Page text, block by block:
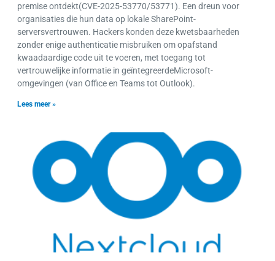
premise ontdekt(CVE-2025-53770/53771). Een dreun voor
organisaties die hun data op lokale SharePoint-
serversvertrouwen. Hackers konden deze kwetsbaarheden
zonder enige authenticatie misbruiken om opafstand
kwaadaardige code uit te voeren, met toegang tot
vertrouwelijke informatie in geïntegreerdeMicrosoft-
omgevingen (van Office en Teams tot Outlook).
Lees meer »